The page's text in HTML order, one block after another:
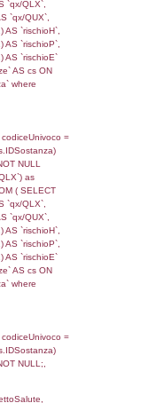
ON
=
=
AND
ON
=
=